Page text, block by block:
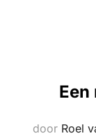
door Roel